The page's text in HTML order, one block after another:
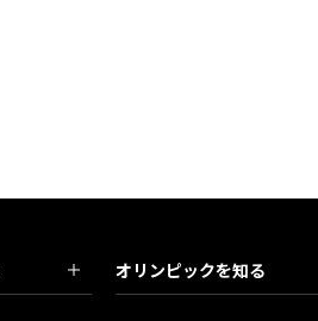
オリンピックを知る